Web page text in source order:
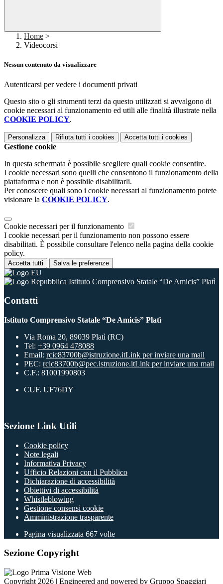
Home >
Videocorsi
Nessun contenuto da visualizzare
Autenticarsi per vedere i documenti privati
Questo sito o gli strumenti terzi da questo utilizzati si avvalgono di
cookie necessari al funzionamento ed utili alle finalità illustrate nella
COOKIE POLICY.
Personalizza Rifiuta tutti i cookies Accetta tutti i cookies
Gestione cookie
In questa schermata è possibile scegliere quali cookie consentire.
I cookie necessari sono quelli che consentono il funzionamento della
piattaforma e non è possibile disabilitarli.
Per conoscere quali sono i cookie necessari al funzionamento potete
visionare la COOKIE POLICY.
Cookie necessari per il funzionamento
I cookie necessari per il funzionamento non possono essere
disabilitati. È possibile consultare l'elenco nella pagina della cookie
policy.
Accetta tutti Salva le preferenze
Istituto Comprensivo Statale “De Amicis” Platì
Contatti
Istituto Comprensivo Statale “De Amicis” Platì
Via Roma 20, 89039 Platì (RC)
Tel: +39 0964 478088
Email: rcic83700b@istruzione.itLink per inviare una mail
PEC: rcic83700b@pec.istruzione.itLink per inviare una mail
C.F.: 81001990803
CUF. UF76DY
Sezione Link Utili
Cookie policy
Note legali
Informativa Privacy
Ufficio Relazioni con il Pubblico
Dichiarazione di accessibilità
Obiettivi di accessibilità
Whistleblowing
Gestione consensi cookie
Amministrazione trasparente
Pagina visualizzata 667 volte
Sezione Copyright
Copyright 2026 | Engineered and powered by Gruppo Spaggiari